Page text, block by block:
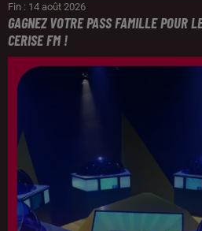
Fin : 14 août 2026
GAGNEZ VOTRE PASS FAMILLE POUR
CERISE FM !